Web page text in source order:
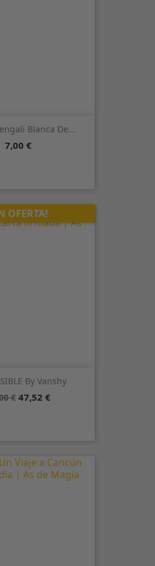
Blanca De...
Precio
7,00 €
By Vanshy
€ Precio
47,52 €
OFERTA!